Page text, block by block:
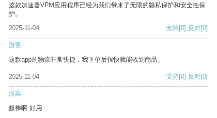
这款加速器VPM应用程序已经为我们带来了无限的隐私保护和安全性保
护。
2025-11-04
支持[0] 反对[0]
游客
这款app的物流非常快捷，我下单后很快就能收到商品。
2025-11-04 支持[0] 反对[0]
游客
超棒啊 好用